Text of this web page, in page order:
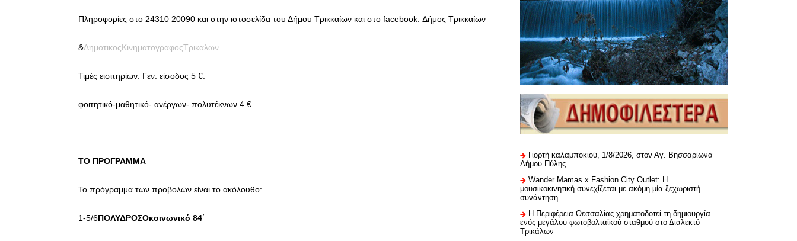
Πληροφορίες στο 24310 20090 και στην ιστοσελίδα του Δήμου Τρικκαίων και στο facebook: Δήμος Τρικκαίων
&ΔημοτικοςΚινηματογραφοςΤρικαλων
Τιμές εισιτηρίων: Γεν. είσοδος 5 €.
φοιτητικό-μαθητικό- ανέργων- πολυτέκνων 4 €.
ΤΟ ΠΡΟΓΡΑΜΜΑ
Το πρόγραμμα των προβολών είναι το ακόλουθο:
1-5/6ΠΟΛΥΔΡΟΣΟκοινωνικό 84΄
Γιορτή καλαμποκιού, 1/8/2026, στον Αγ. Βησσαρίωνα
Δήμου Πύλης
Wander Mamas x Fashion City Outlet: Η
μουσικοκινητική συνεχίζεται με ακόμη μία ξεχωριστή
συνάντηση
H Περιφέρεια Θεσσαλίας χρηματοδοτεί τη δημιουργία
ενός μεγάλου φωτοβολταϊκού σταθμού στο Διαλεκτό
Τρικάλων